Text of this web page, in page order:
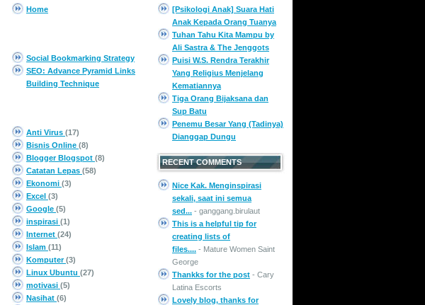
Home
Social Bookmarking Strategy
SEO: Advance Pyramid Links
Building Technique
Anti Virus (17)
Bisnis Online (8)
Blogger Blogspot (8)
Catatan Lepas (58)
Ekonomi (3)
Excel (3)
Google (5)
inspirasi (1)
Internet (24)
Islam (11)
Komputer(3)
Linux Ubuntu (27)
motivasi (5)
Nasihat (6)
[Psikologi Anak] Suara Hati
Anak Kepada Orang Tuanya
Tuhan Tahu Kita Mampu by
Ali Sastra & The Jenggots
Puisi W.S. Rendra Terakhir
Yang Religius Menjelang
Kematiannya
Tiga Orang Bijaksana dan
Sup Batu
Penemu Besar Yang (Tadinya)
Dianggap Dungu
RECENT COMMENTS
Nice Kak. Menginspirasi
sekali, saat ini semua
sed... - ganggang.birulaut
This is a helpful tip for
creating lists of
files.... - Mature Women Saint
George
Thankks for the post - Cary
Latina Escorts
Lovely blog, thanks for